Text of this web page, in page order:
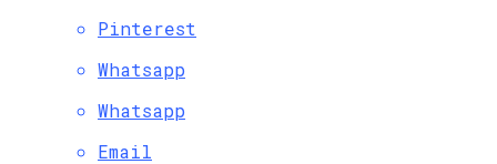
Pinterest
Whatsapp
Whatsapp
Email